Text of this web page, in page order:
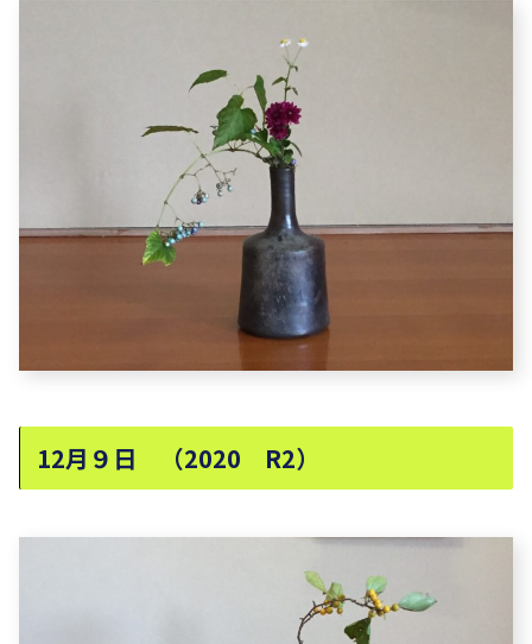
12月９日 （2020 R2）